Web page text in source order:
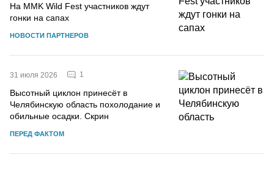
На MMK Wild Fest участников ждут
гонки на сапах
НОВОСТИ ПАРТНЕРОВ
31 июля 2026 1
Высотный циклон принесёт в
Челябинскую область похолодание и
обильные осадки. Скрин
ПЕРЕД ФАКТОМ